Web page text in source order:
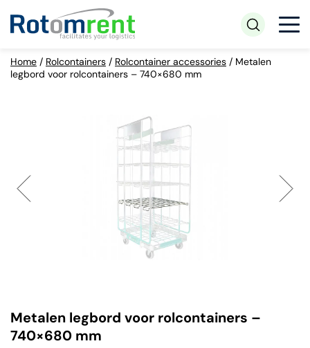
Home / Rolcontainers / Rolcontainer accessories / Metalen
legbord voor rolcontainers – 740×680 mm
Metalen legbord voor rolcontainers –
740×680 mm